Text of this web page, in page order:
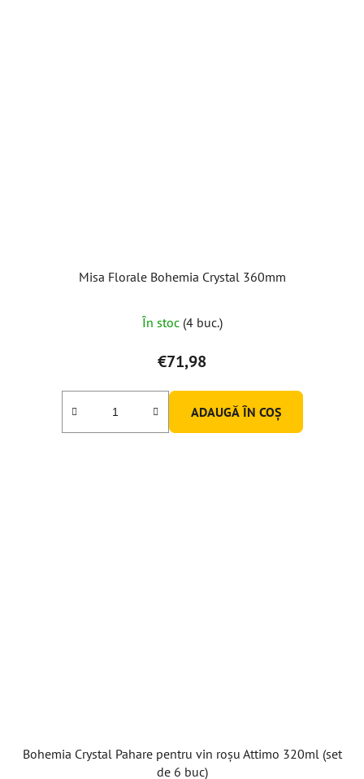
Misa Florale Bohemia Crystal 360mm
În stoc (4 buc.)
€71,98
ADAUGĂ ÎN COŞ
Bohemia Crystal Pahare pentru vin roșu Attimo 320ml (set
de 6 buc)